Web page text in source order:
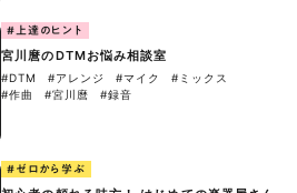
#上達のヒント
宮川麿のDTMお悩み相談室
#DTM #アレンジ #マイク
#ミックス
#作曲
#宮川麿 #録音
#ゼロから学ぶ